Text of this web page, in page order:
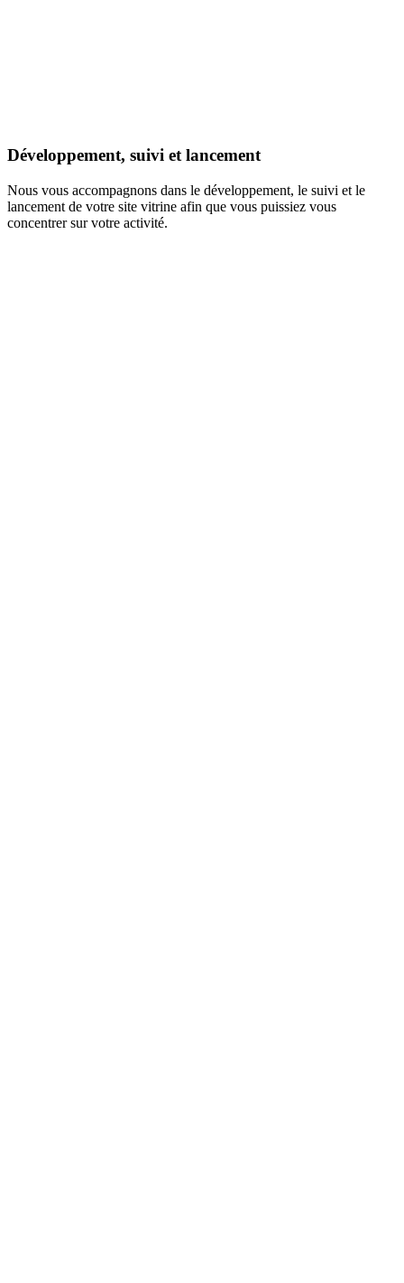
Développement, suivi et lancement
Nous vous accompagnons dans le développement, le suivi et le
lancement de votre site vitrine afin que vous puissiez vous
concentrer sur votre activité.